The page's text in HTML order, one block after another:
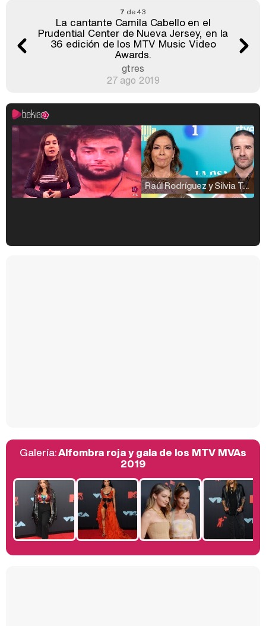
7 de 43
La cantante Camila Cabello en el
Prudential Center de Nueva Jersey, en la
36 edición de los MTV Music Video
Awards.
gtres
27 ago 2019
Raúl Rodríguez y Silvia Taulés nos cuentan su papel en 'La familia de la tele'
Belén Esteban: "Estoy emocionada, muy contenta y muy feliz por llegar a RTVE"
Manu Baqueiro: "Tuve como referente a Bruce Willis en 'Luz de Luna' para mi trabajo en la serie 'Perdiendo el juicio'"
Galería:Alfombra roja y gala de los MTV MVAs
2019